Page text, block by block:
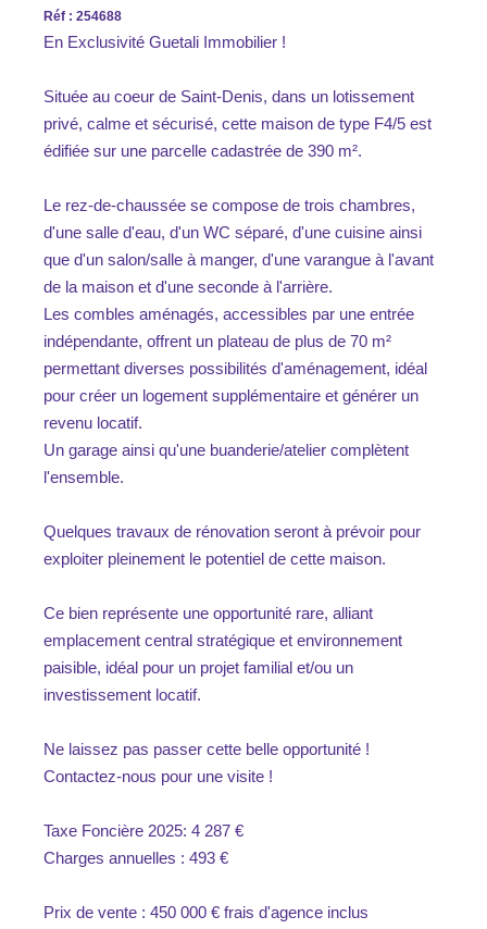
Réf : 254688
En Exclusivité Guetali Immobilier !
Située au coeur de Saint-Denis, dans un lotissement
privé, calme et sécurisé, cette maison de type F4/5 est
édifiée sur une parcelle cadastrée de 390 m².
Le rez-de-chaussée se compose de trois chambres,
d'une salle d'eau, d'un WC séparé, d'une cuisine ainsi
que d'un salon/salle à manger, d'une varangue à l'avant
de la maison et d'une seconde à l'arrière.
Les combles aménagés, accessibles par une entrée
indépendante, offrent un plateau de plus de 70 m²
permettant diverses possibilités d'aménagement, idéal
pour créer un logement supplémentaire et générer un
revenu locatif.
Un garage ainsi qu'une buanderie/atelier complètent
l'ensemble.
Quelques travaux de rénovation seront à prévoir pour
exploiter pleinement le potentiel de cette maison.
Ce bien représente une opportunité rare, alliant
emplacement central stratégique et environnement
paisible, idéal pour un projet familial et/ou un
investissement locatif.
Ne laissez pas passer cette belle opportunité !
Contactez-nous pour une visite !
Taxe Foncière 2025: 4 287 €
Charges annuelles : 493 €
Prix de vente : 450 000 € frais d'agence inclus